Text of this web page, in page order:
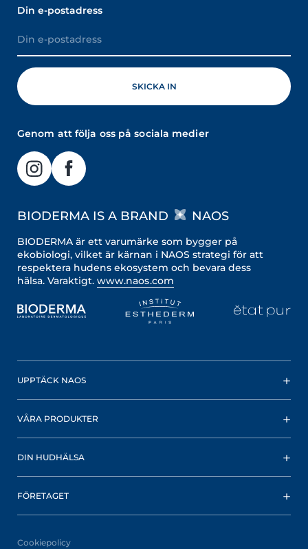
Din e-postadress
Genom att följa oss på sociala medier
BIODERMA IS A BRAND NAOS
BIODERMA är ett varumärke som bygger på
ekobiologi, vilket är kärnan i NAOS strategi för att
respektera hudens ekosystem och bevara dess
hälsa. Varaktigt. www.naos.com
UPPTÄCK NAOS
VÅRA PRODUKTER
DIN HUDHÄLSA
FÖRETAGET
Cookiepolicy